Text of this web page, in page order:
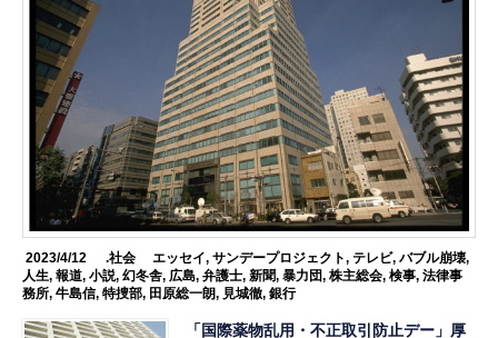
2023/4/12 .社会 エッセイ, サンデープロジェクト, テレビ, バブル崩壊,
人生,報道,小説,幻冬舎, 広島,弁護士,新聞,暴力団,株主総会,検事,法律事
務所,牛島信,特捜部, 田原総一朗, 見城徹,銀行
「国際薬物乱用・不正取引防止デー」厚